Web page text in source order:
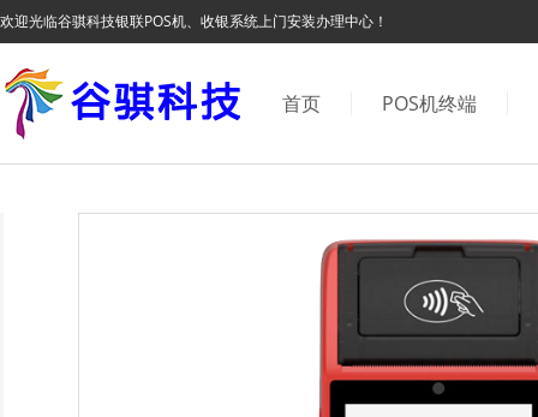
欢迎光临谷骐科技银联POS机、收银系统上门安装办理中心！
首页 POS机终端